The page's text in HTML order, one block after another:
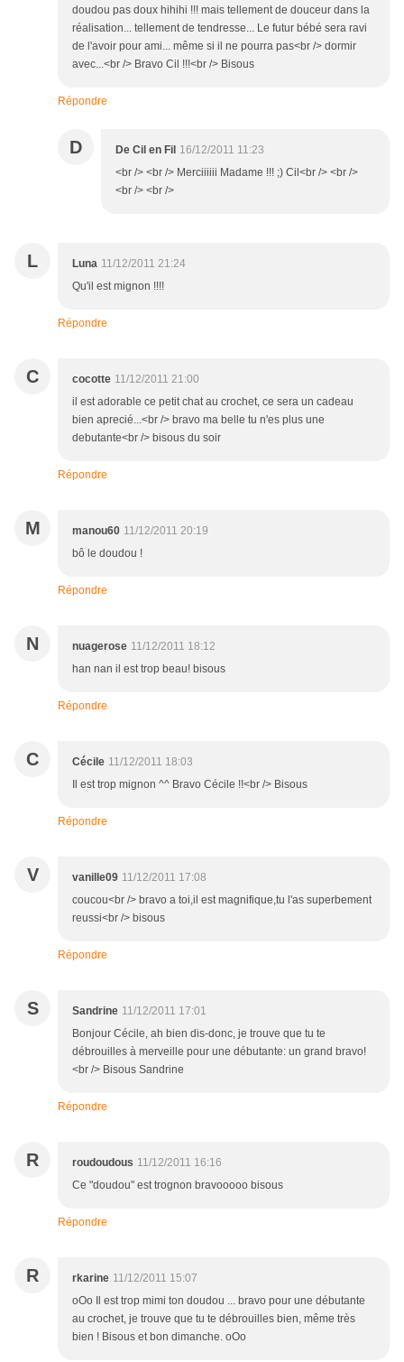
doudou pas doux hihihi !!! mais tellement de douceur dans la
réalisation... tellement de tendresse... Le futur bébé sera ravi
de l'avoir pour ami... même si il ne pourra pas<br /> dormir
avec...<br /> Bravo Cil !!!<br /> Bisous
Répondre
D De Cil en Fil 16/12/2011 11:23
<br /> <br /> Merciiiiii Madame !!! ;) Cil<br /> <br />
<br /> <br />
L Luna 11/12/2011 21:24
Qu'il est mignon !!!!
Répondre
C cocotte 11/12/2011 21:00
il est adorable ce petit chat au crochet, ce sera un cadeau
bien aprecié...<br /> bravo ma belle tu n'es plus une
debutante<br /> bisous du soir
Répondre
M manou60 11/12/2011 20:19
bô le doudou !
Répondre
N nuagerose 11/12/2011 18:12
han nan il est trop beau! bisous
Répondre
C Cécile 11/12/2011 18:03
Il est trop mignon ^^ Bravo Cécile !!<br /> Bisous
Répondre
V vanille09 11/12/2011 17:08
coucou<br /> bravo a toi,il est magnifique,tu l'as superbement
reussi<br /> bisous
Répondre
S Sandrine 11/12/2011 17:01
Bonjour Cécile, ah bien dis-donc, je trouve que tu te
débrouilles à merveille pour une débutante: un grand bravo!
<br /> Bisous Sandrine
Répondre
R roudoudous 11/12/2011 16:16
Ce "doudou" est trognon bravooooo bisous
Répondre
R rkarine 11/12/2011 15:07
oOo Il est trop mimi ton doudou ... bravo pour une débutante
au crochet, je trouve que tu te débrouilles bien, même très
bien ! Bisous et bon dimanche. oOo